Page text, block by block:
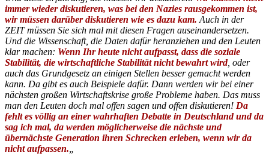
immer wieder diskutieren, was bei den Nazies rausgekommen ist,
wir müssen darüber diskutieren wie es dazu kam. Auch in der
ZEIT müssen Sie sich mal mit diesen Fragen auseinandersetzen.
Und die Wissenschaft, die Daten dafür heranziehen und den Leuten
klar machen: Wenn Ihr heute nicht aufpasst, dass die soziale
Stabilität, die wirtschaftliche Stabilität nicht bewahrt wird, oder
auch das Grundgesetz an einigen Stellen besser gemacht werden
kann. Da gibt es auch Beispiele dafür. Dann werden wir bei einer
nächsten großen Wirtschaftskrise große Probleme haben. Das muss
man den Leuten doch mal offen sagen und offen diskutieren! Da
fehlt es völlig an einer wahrhaften Debatte in Deutschland und da
sag ich mal, da werden möglicherweise die nächste und
übernächste Generation ihren Schrecken erleben, wenn wir da
nicht aufpassen.